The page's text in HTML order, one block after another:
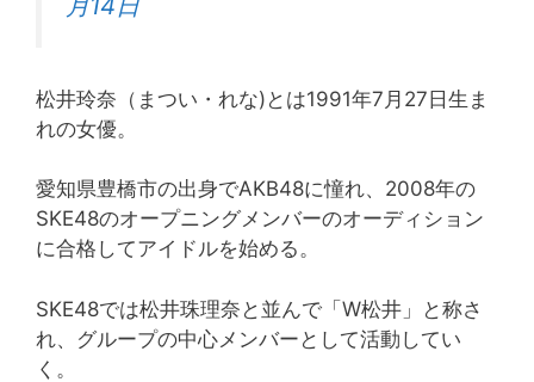
松井玲奈（まつい・れな)とは1991年7月27日生ま
れの女優。
愛知県豊橋市の出身でAKB48に憧れ、2008年の
SKE48のオープニングメンバーのオーディション
に合格してアイドルを始める。
SKE48では松井珠理奈と並んで「W松井」と称さ
れ、グループの中心メンバーとして活動してい
く。